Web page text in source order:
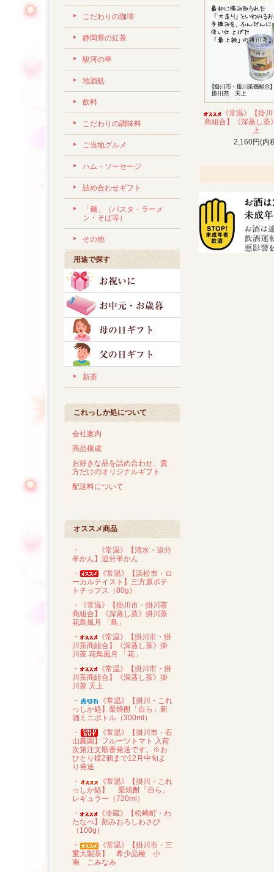
こだわりの珈琲
静岡県の紅茶
駿河の幸
地酒処
飲料
こだわりの調味料
ご当地グルメ
ハム・ソーセージ
詰め合わせギフト
「麺」（パスタ・ラーメ
ン・そば等）
その他
用途で探す
新茶
これっしか処について
会社案内
商品構成
お好きな品を詰め合わせ、貴
方だけのオリジナルギフト
配送料について
オススメ商品
・
《常温》【清水・追分
羊かん】追分羊かん
・
《常温》【浜松市・ロ
ーカルテイスト】三方原ポテ
トチップス（80g）
・《常温》【掛川市・掛川茶
商組合】《深蒸し茶》掛川茶
花鳥風月 「鳥」
・
《常温》【掛川市・掛
川茶商組合】《深蒸し茶》掛
川茶 花鳥風月 「花」
・
《常温》【掛川市・掛
川茶商組合】《深蒸し茶》掛
川茶 天上
・
《常温》【掛川・これ
っしか処】栗焼酎「自ら」新
酒ミニボトル（300ml）
・
《常温》【掛川市・石
山農園】フルーツトマト 入荷
次第注文順番発送です。※お
ひとり様2個まで12月中旬よ
り発送
・
《常温》【掛川・これ
っしか処】 栗焼酎「自ら」
レギュラー（720ml）
・
《冷蔵》【松崎町・わ
たなべ】刻みおろしわさび
（100g）
・
《常温》【掛川市・三
重大製茶】 希少品種 小
南 こみなみ
《常温》【掛
商組合】《深蒸し茶
上
2,160円(内